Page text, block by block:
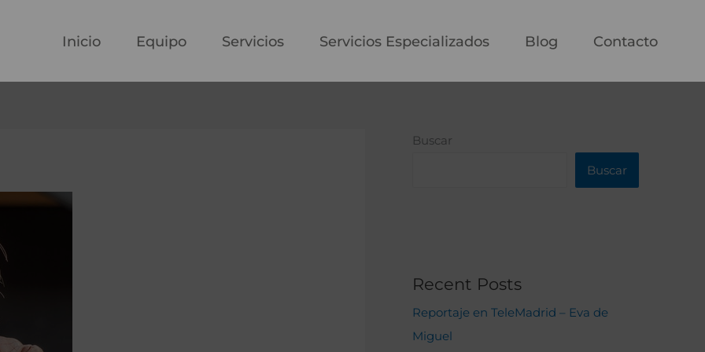
Inicio Equipo Servicios Servicios Especializados Blog Contacto
Buscar
Buscar
Recent Posts
Reportaje en TeleMadrid – Eva de
Miguel